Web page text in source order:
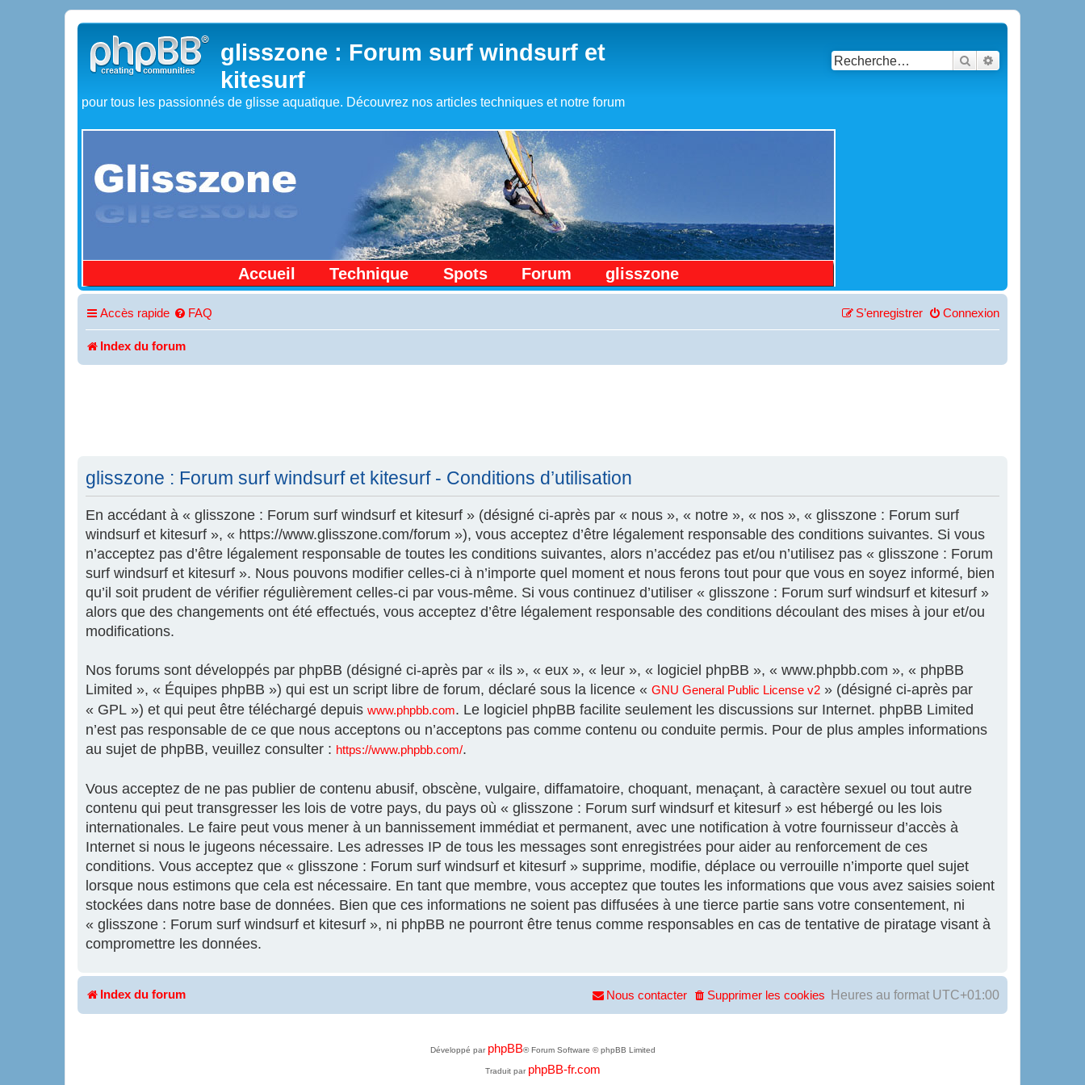
glisszone : Forum surf windsurf et
kitesurf
pour tous les passionnés de glisse aquatique. Découvrez nos articles techniques et notre forum
Accueil Technique Spots Forum glisszone
Rechercher
Accès rapide FAQ Connexion
S’enregistrer
Index du forum
glisszone : Forum surf windsurf et kitesurf - Conditions d’utilisation
En accédant à « glisszone : Forum surf windsurf et kitesurf » (désigné ci-après par « nous », « notre », « nos », « glisszone : Forum surf
windsurf et kitesurf », « https://www.glisszone.com/forum »), vous acceptez d’être légalement responsable des conditions suivantes. Si vous
n’acceptez pas d’être légalement responsable de toutes les conditions suivantes, alors n’accédez pas et/ou n’utilisez pas « glisszone : Forum
surf windsurf et kitesurf ». Nous pouvons modifier celles-ci à n’importe quel moment et nous ferons tout pour que vous en soyez informé, bien
qu’il soit prudent de vérifier régulièrement celles-ci par vous-même. Si vous continuez d’utiliser « glisszone : Forum surf windsurf et kitesurf »
alors que des changements ont été effectués, vous acceptez d’être légalement responsable des conditions découlant des mises à jour et/ou
modifications.
Nos forums sont développés par phpBB (désigné ci-après par « ils », « eux », « leur », « logiciel phpBB », « www.phpbb.com », « phpBB
Limited », « Équipes phpBB ») qui est un script libre de forum, déclaré sous la licence « GNU General Public License v2 » (désigné ci-après par
« GPL ») et qui peut être téléchargé depuis www.phpbb.com. Le logiciel phpBB facilite seulement les discussions sur Internet. phpBB Limited
n’est pas responsable de ce que nous acceptons ou n’acceptons pas comme contenu ou conduite permis. Pour de plus amples informations
au sujet de phpBB, veuillez consulter : https://www.phpbb.com/.
Vous acceptez de ne pas publier de contenu abusif, obscène, vulgaire, diffamatoire, choquant, menaçant, à caractère sexuel ou tout autre
contenu qui peut transgresser les lois de votre pays, du pays où « glisszone : Forum surf windsurf et kitesurf » est hébergé ou les lois
internationales. Le faire peut vous mener à un bannissement immédiat et permanent, avec une notification à votre fournisseur d’accès à
Internet si nous le jugeons nécessaire. Les adresses IP de tous les messages sont enregistrées pour aider au renforcement de ces
conditions. Vous acceptez que « glisszone : Forum surf windsurf et kitesurf » supprime, modifie, déplace ou verrouille n’importe quel sujet
lorsque nous estimons que cela est nécessaire. En tant que membre, vous acceptez que toutes les informations que vous avez saisies soient
stockées dans notre base de données. Bien que ces informations ne soient pas diffusées à une tierce partie sans votre consentement, ni
« glisszone : Forum surf windsurf et kitesurf », ni phpBB ne pourront être tenus comme responsables en cas de tentative de piratage visant à
compromettre les données.
Index du forum Heures au format UTC+01:00
Supprimer les cookies
Nous contacter
Développé par phpBB® Forum Software © phpBB Limited
Traduit par phpBB-fr.com